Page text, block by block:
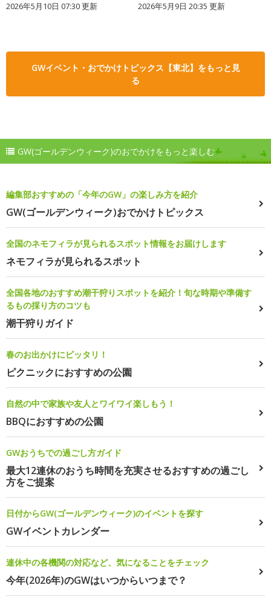
2026年5月10日 07:30 更新 2026年5月9日 20:35 更新
GWイベント・おでかけトピックス【東北】をもっと見
る
GW(ゴールデンウィーク)のおでかけをもっと楽しむ
編集部おすすめの「今年のGW」の楽しみ方を紹介
GW(ゴールデンウィーク)おでかけトピックス
全国のネモフィラが見られるスポット情報をお届けします
ネモフィラが見られるスポット
全国各地のおすすめ潮干狩りスポットを紹介！旬な時期や準備す
るもの採り方のコツも
潮干狩りガイド
春のお出かけにピッタリ！
ピクニックにおすすめの公園
自然の中で家族や友人とワイワイ楽しもう！
BBQにおすすめの公園
GWおうちでの過ごし方ガイド
最大12連休のおうち時間を充実させるおすすめの過ごし
方をご提案
日付からGW(ゴールデンウィーク)のイベントを探す
GWイベントカレンダー
連休中の各機関の対応など、気になることをチェック
今年(2026年)のGWはいつからいつまで？